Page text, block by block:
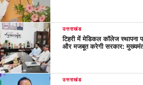
उत्तराखंड
टिहरी में मेडिकल कॉलेज स्थापना
और मजबूत करेगी सरकार:
उत्तराखंड